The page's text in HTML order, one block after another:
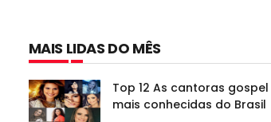
MAIS LIDAS DO MÊS
Top 12 As cantoras gospel
mais conhecidas do Brasil